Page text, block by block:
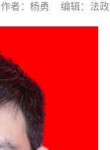
作者：杨勇 编辑：法